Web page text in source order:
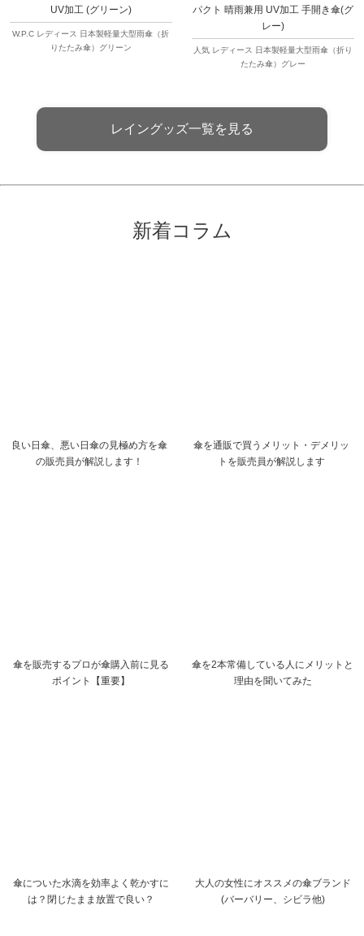
UV加工 (グリーン)
W.P.C レディース 日本製軽量大型雨傘（折
りたたみ傘）グリーン
パクト 晴雨兼用 UV加工 手開き傘(グ
レー)
人気 レディース 日本製軽量大型雨傘（折り
たたみ傘）グレー
レイングッズ一覧を見る
新着コラム
良い日傘、悪い日傘の見極め方を傘
の販売員が解説します！
傘を通販で買うメリット・デメリッ
トを販売員が解説します
傘を販売するプロが傘購入前に見る
ポイント【重要】
傘を2本常備している人にメリットと
理由を聞いてみた
傘についた水滴を効率よく乾かすに
は？閉じたまま放置で良い？
大人の女性にオススメの傘ブランド
(バーバリー、シビラ他)